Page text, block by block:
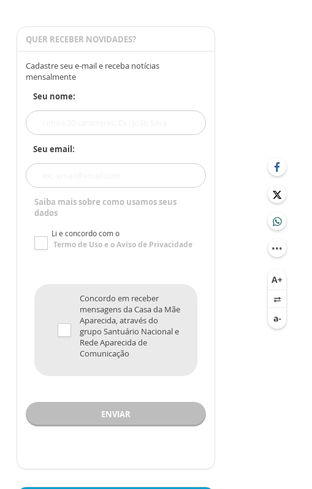
QUER RECEBER NOVIDADES?
Cadastre seu e-mail e receba notícias
mensalmente
Seu nome:
Seu email:
Saiba mais sobre como usamos seus
dados
Li e concordo com o
Termo de Usoe oAviso de Privacidade
Concordo em receber
mensagens da Casa da Mãe
Aparecida, através do
grupo Santuário Nacional e
Rede Aparecida de
Comunicação
ENVIAR